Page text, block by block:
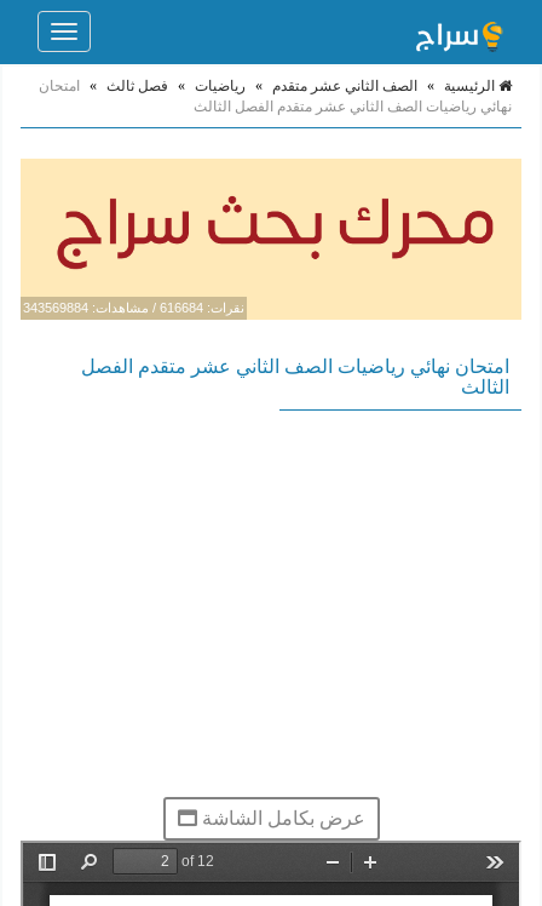
Toggle
الرئيسية » الصف الثاني عشر متقدم » رياضيات » فصل ثالث »
امتحان
نهائي رياضيات الصف الثاني عشر متقدم الفصل الثالث
نقرات: 616684 / مشاهدات: 343569884
امتحان نهائي رياضيات الصف الثاني عشر متقدم الفصل
الثالث
عرض بكامل الشاشة